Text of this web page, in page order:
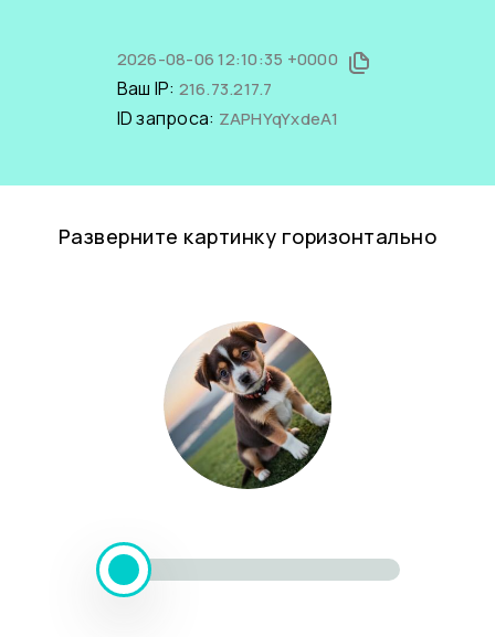
2026-08-06 12:10:35 +0000
Ваш IP: 216.73.217.7
ID запроса: ZAPHYqYxdeA1
Разверните картинку горизонтально